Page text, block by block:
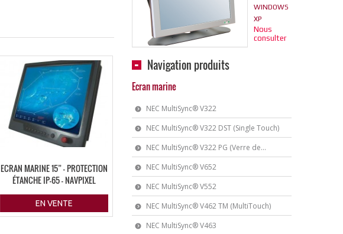
WINDOWS
XP
Nous
consulter
Navigation produits
Ecran marine
NEC MultiSync® V322
NEC MultiSync® V322 DST (Single Touch)
NEC MultiSync® V322 PG (Verre de...
NEC MultiSync® V652
NEC MultiSync® V552
NEC MultiSync® V462 TM (MultiTouch)
NEC MultiSync® V463
ECRAN MARINE 15” – PROTECTION
ÉTANCHE IP-65 – NAVPIXEL
EN VENTE